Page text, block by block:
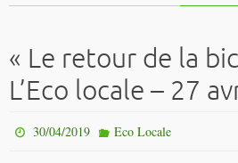
« Le retour de la
L’Eco locale – 27
30/04/2019 Eco Locale